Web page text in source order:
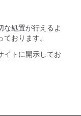
な処置が行えるよ
おります。
イトに開示してお